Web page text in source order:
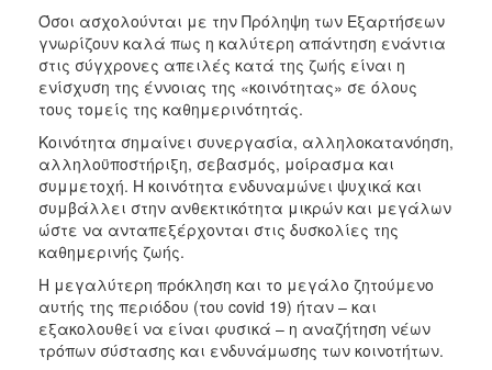
ΤΟΠΟΣ
ΠΟΛΙΤΙΣΜΟΣ
ΑΝΘΕΚΤΙΚΗ
ΠΟΛΗ
Όσοι ασχολούνται με την Πρόληψη των Εξαρτήσεων
γνωρίζουν καλά πως η καλύτερη απάντηση ενάντια
στις σύγχρονες απειλές κατά της ζωής είναι η
ενίσχυση της έννοιας της «κοινότητας» σε όλους
τους τομείς της καθημερινότητάς.
Κοινότητα σημαίνει συνεργασία, αλληλοκατανόηση,
αλληλοϋποστήριξη, σεβασμός, μοίρασμα και
συμμετοχή. Η κοινότητα ενδυναμώνει ψυχικά και
συμβάλλει στην ανθεκτικότητα μικρών και μεγάλων
ώστε να ανταπεξέρχονται στις δυσκολίες της
καθημερινής ζωής.
Η μεγαλύτερη πρόκληση και το μεγάλο ζητούμενο
αυτής της περιόδου (του covid 19) ήταν – και
εξακολουθεί να είναι φυσικά – η αναζήτηση νέων
τρόπων σύστασης και ενδυνάμωσης των κοινοτήτων.